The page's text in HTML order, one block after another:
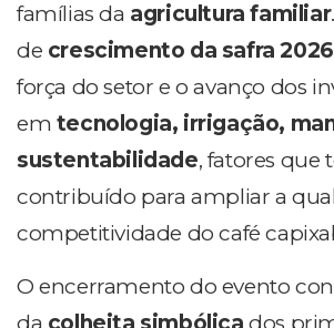
famílias da agricultura familiar
de crescimento da safra 2026
força do setor e o avanço dos
em tecnologia, irrigação,
sustentabilidade, fatores que
contribuído para ampliar a
competitividade do café
O encerramento do evento